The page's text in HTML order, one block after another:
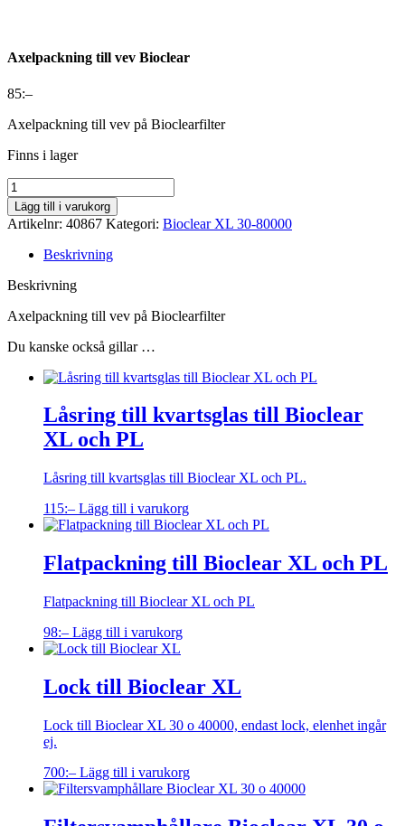
Axelpackning till vev Bioclear
85:–
Axelpackning till vev på Bioclearfilter
Finns i lager
Antal
Lägg till i varukorg
Artikelnr: 40867 Kategori: Bioclear XL 30-80000
Beskrivning
Beskrivning
Axelpackning till vev på Bioclearfilter
Du kanske också gillar …
Låsring till kvartsglas till Bioclear
XL och PL
Låsring till kvartsglas till Bioclear XL och PL.
115:– Lägg till i varukorg
Flatpackning till Bioclear XL och PL
Flatpackning till Bioclear XL och PL
98:– Lägg till i varukorg
Lock till Bioclear XL
Lock till Bioclear XL 30 o 40000, endast lock, elenhet ingår
ej.
700:– Lägg till i varukorg